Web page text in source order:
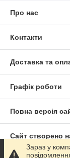
Про нас
Контакти
Доставка та
Графік роботи
Повна версія
Сайт створено
Зараз у